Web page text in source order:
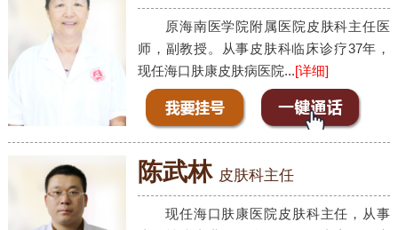
原海南医学院附属医院皮肤科主任医
师，副教授。从事皮肤科临床诊疗37年，
现任海口肤康皮肤病医院...[详细]
陈武林 皮肤科主任
现任海口肤康医院皮肤科主任，从事